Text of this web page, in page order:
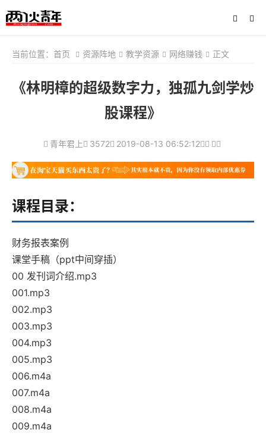
当前位置： 首页 资源阵地 教学资源 网络赚钱 正文
《林明樟的超级数字力，独孤九剑学炒
股课程》
青年君上 3572 2019-08-13 06:52:12
课程目录：
财务报表案例
课堂手稿（ppt中间穿插）
00 发刊词介绍.mp3
001.mp3
002.mp3
003.mp3
004.mp3
005.mp3
006.m4a
007.m4a
008.m4a
009.m4a